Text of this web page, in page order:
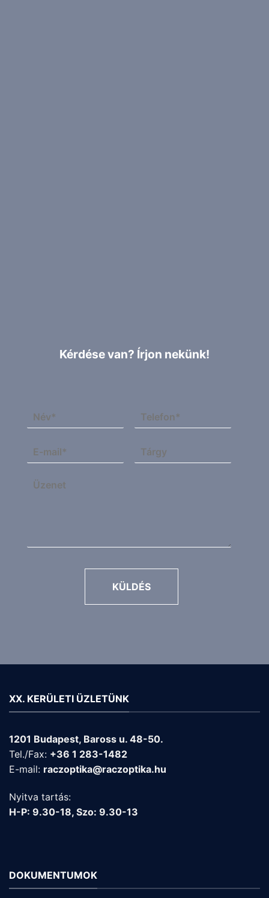
Kérdése van? Írjon nekünk!
KÜLDÉS
XX. KERÜLETI ÜZLETÜNK
1201 Budapest, Baross u. 48-50.
Tel./Fax: +36 1 283-1482
E-mail: raczoptika@raczoptika.hu
Nyitva tartás:
H-P: 9.30-18, Szo: 9.30-13
DOKUMENTUMOK